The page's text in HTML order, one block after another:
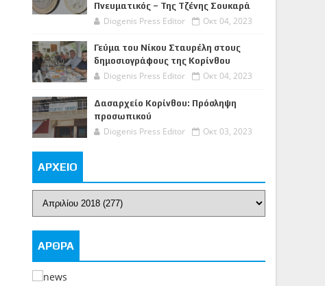
Πνευματικός – Της Τζένης Σουκαρά
Diogenis Press Editor Οκτ 04, 2023
Γεύμα του Νίκου Σταυρέλη στους
δημοσιογράφους της Κορίνθου
Diogenis Press Editor Οκτ 04, 2023
Δασαρχείο Κορίνθου: Πρόσληψη
προσωπικού
Diogenis Press Editor Οκτ 03, 2023
ΑΡΧΕΙΟ
ΑΡΘΡΑ